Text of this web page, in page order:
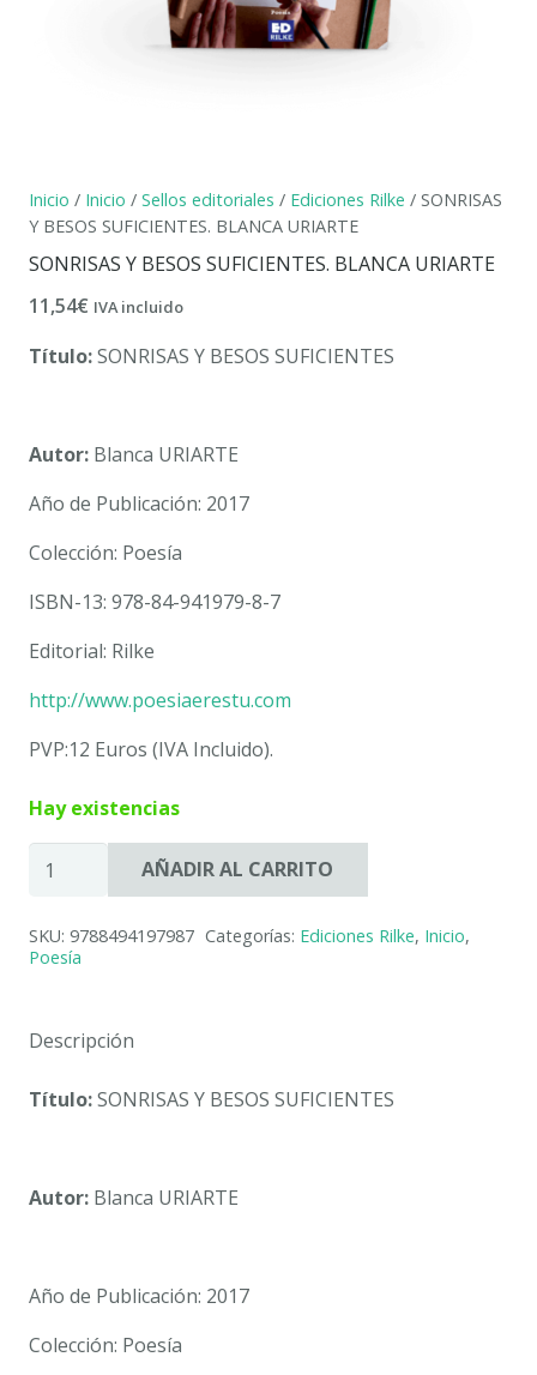
Inicio / Inicio / Sellos editoriales / Ediciones Rilke / SONRISAS
Y BESOS SUFICIENTES. BLANCA URIARTE
SONRISAS Y BESOS SUFICIENTES. BLANCA URIARTE
11,54€ IVA incluido
Título:SONRISAS Y BESOS SUFICIENTES
Autor: Blanca URIARTE
Año de Publicación: 2017
Colección: Poesía
ISBN-13: 978-84-941979-8-7
Editorial: Rilke
http://www.poesiaerestu.com
PVP:12 Euros (IVA Incluido).
Hay existencias
SUFICIENTES.
cantidad
AÑADIR AL CARRITO
SKU: 9788494197987 Categorías: Ediciones Rilke, Inicio,
Poesía
Descripción
Título:SONRISAS Y BESOS SUFICIENTES
Autor: Blanca URIARTE
Año de Publicación: 2017
Colección: Poesía